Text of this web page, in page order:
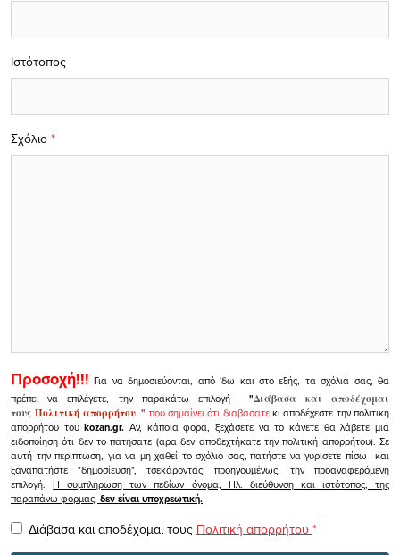
Σχόλιο *
Ιστότοπος
Προσοχή!!! Για να δημοσιεύονται, από 'δω και στο εξής, τα σχόλιά σας, θα
πρέπει να επιλέγετε, την παρακάτω επιλογή
"Διάβασα και αποδέχομαι
τουςΠολιτική απορρήτου" που σημαίνει ότι διαβάσατεκι αποδέχεστε την πολιτική
απορρήτου τουkozan.gr. Αν, κάποια φορά, ξεχάσετε να το κάνετε θα λάβετε μια
ειδοποίηση ότι δεν το πατήσατε (αρα δεν αποδεχτήκατε την πολιτική απορρήτου). Σε
αυτή την περίπτωση, για να μη χαθεί το σχόλιο σας, πατήστε να γυρίσετε πίσω και
ξαναπατήστε "δημοσίευση", τσεκάροντας, προηγουμένως, την προαναφερόμενη
επιλογή.Η συμπλήρωση των πεδίων όνομα, Ηλ. διεύθυνση και ιστότοπος, της
παραπάνω φόρμας, δεν είναι υποχρεωτική.
Διάβασα και αποδέχομαι τους Πολιτική απορρήτου *